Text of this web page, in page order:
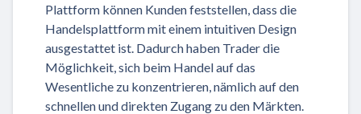
Plattform können Kunden feststellen, dass die
Handelsplattform mit einem intuitiven Design
ausgestattet ist. Dadurch haben Trader die
Möglichkeit, sich beim Handel auf das
Wesentliche zu konzentrieren, nämlich auf den
schnellen und direkten Zugang zu den Märkten.